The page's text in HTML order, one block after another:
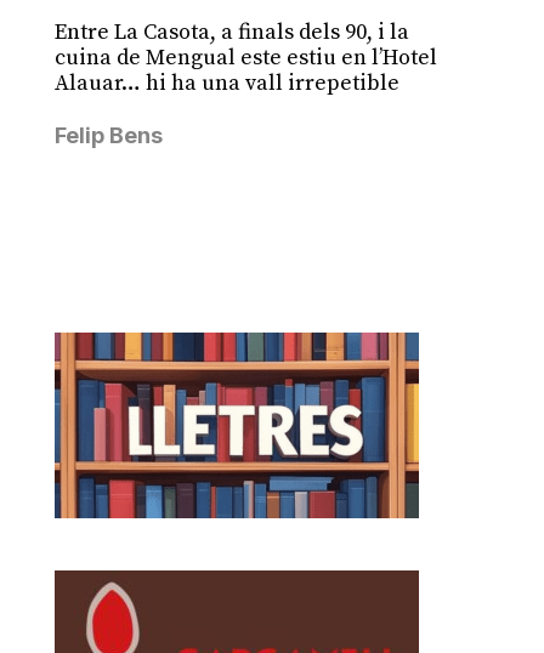
Entre La Casota, a finals dels 90, i la
cuina de Mengual este estiu en l’Hotel
Alauar… hi ha una vall irrepetible
Felip Bens